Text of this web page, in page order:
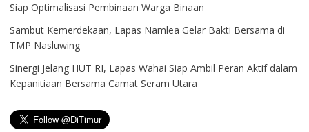
Siap Optimalisasi Pembinaan Warga Binaan
Sambut Kemerdekaan, Lapas Namlea Gelar Bakti Bersama di
TMP Nasluwing
Sinergi Jelang HUT RI, Lapas Wahai Siap Ambil Peran Aktif dalam
Kepanitiaan Bersama Camat Seram Utara